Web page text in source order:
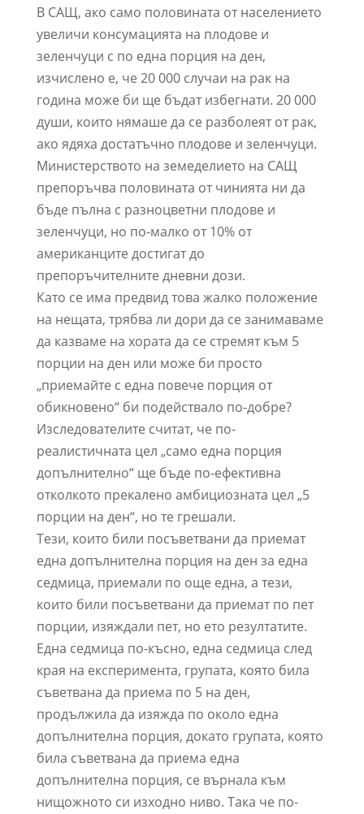
В САЩ, ако само половината от населението
увеличи консумацията на плодове и
зеленчуци с по една порция на ден,
изчислено е, че 20 000 случаи на рак на
година може би ще бъдат избегнати. 20 000
души, които нямаше да се разболеят от рак,
ако ядяха достатъчно плодове и зеленчуци.
Министерството на земеделието на САЩ
препоръчва половината от чинията ни да
бъде пълна с разноцветни плодове и
зеленчуци, но по-малко от 10% от
американците достигат до
препоръчителните дневни дози.
Като се има предвид това жалко положение
на нещата, трябва ли дори да се занимаваме
да казваме на хората да се стремят към 5
порции на ден или може би просто
„приемайте с една повече порция от
обикновено“ би подействало по-добре?
Изследователите считат, че по-
реалистичната цел „само една порция
допълнително“ ще бъде по-ефективна
отколкото прекалено амбициозната цел „5
порции на ден“, но те грешали.
Тези, които били посъветвани да приемат
една допълнителна порция на ден за една
седмица, приемали по още една, а тези,
които били посъветвани да приемат по пет
порции, изяждали пет, но ето резултатите.
Една седмица по-късно, една седмица след
края на експеримента, групата, която била
съветвана да приема по 5 на ден,
продължила да изяжда по около една
допълнителна порция, докато групата, която
била съветвана да приема една
допълнителна порция, се върнала към
нищожното си изходно ниво. Така че по-